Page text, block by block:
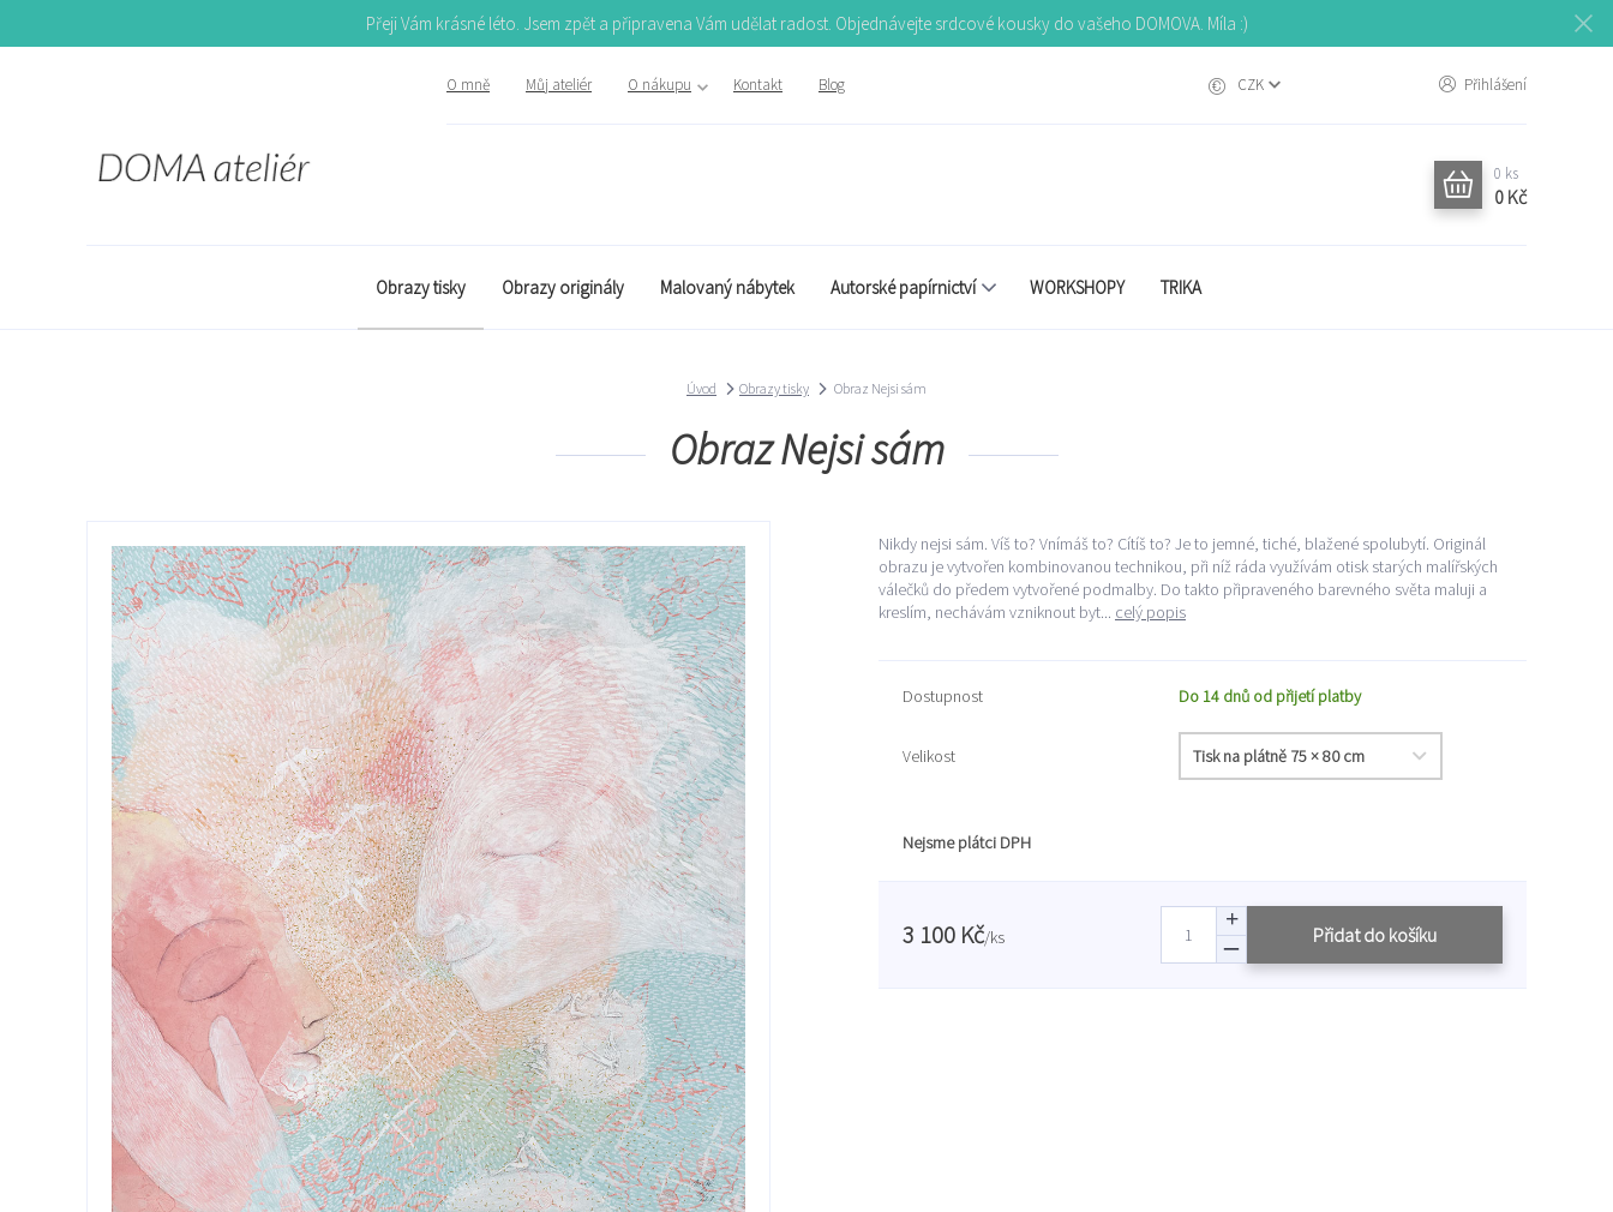
Přeji Vám krásné léto. Jsem zpět a připravena Vám udělat radost. Objednávejte srdcové kousky do vašeho DOMOVA. Míla :)
O mně Můj ateliér O nákupu Kontakt Blog CZK Přihlášení
0 ks
0 Kč
Obrazy tisky Obrazy originály Malovaný nábytek Autorské papírnictví WORKSHOPY TRIKA
Úvod Obrazy tisky Obraz Nejsi sám
Obraz Nejsi sám
Nikdy nejsi sám. Víš to? Vnímáš to? Cítíš to? Je to jemné, tiché, blažené spolubytí. Originál
obrazu je vytvořen kombinovanou technikou, při níž ráda využívám otisk starých malířských
válečků do předem vytvořené podmalby. Do takto připraveného barevného světa maluji a
kreslím, nechávám vzniknout byt... celý popis
Dostupnost Do 14 dnů od přijetí platby
Velikost
Nejsme plátci DPH
3 100 Kč/ks Přidat do košíku